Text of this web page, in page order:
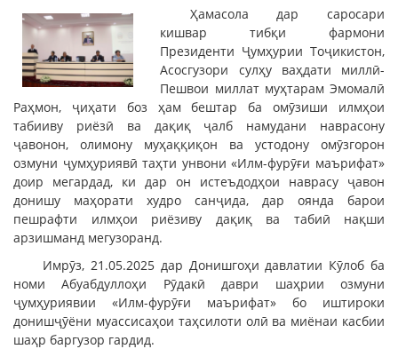
Ҳамасола дар саросари
кишвар тибқи фармони
Президенти Ҷумҳурии Тоҷикистон,
Асосгузори сулҳу ваҳдати миллӣ-
Пешвои миллат муҳтарам Эмомалӣ
Раҳмон, ҷиҳати боз ҳам бештар ба омӯзиши илмҳои
табииву риёзӣ ва дақиқ ҷалб намудани наврасону
ҷавонон, олимону муҳаққиқон ва устодону омӯзгорон
озмуни ҷумҳуриявӣ таҳти унвони «Илм-фурӯғи маърифат»
доир мегардад, ки дар он истеъдодҳои наврасу ҷавон
донишу маҳорати худро санҷида, дар оянда барои
пешрафти илмҳои риёзиву дақиқ ва табиӣ нақши
арзишманд мегузоранд.
Имрӯз, 21.05.2025 дар Донишгоҳи давлатии Кӯлоб ба
номи Абуабдуллоҳи Рӯдакӣ даври шаҳрии озмуни
ҷумҳуриявии «Илм-фурӯғи маърифат» бо иштироки
донишҷӯёни муассисаҳои таҳсилоти олӣ ва миёнаи касбии
шаҳр баргузор гардид.